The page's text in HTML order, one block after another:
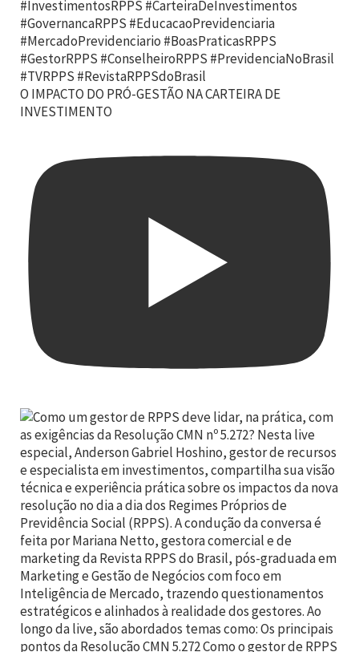
O IMPACTO DO PRÓ-GESTÃO NA CARTEIRA DE
INVESTIMENTO